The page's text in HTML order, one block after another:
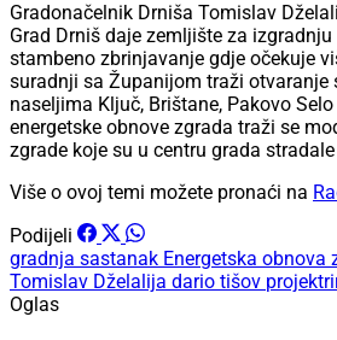
Gradonačelnik Drniša Tomislav
Grad Drniš daje zemljište za izgradnju
stambeno zbrinjavanje gdje očekuje
suradnji sa Županijom traži otvaranje
naseljima Ključ, Brištane, Pakovo
energetske obnove zgrada traži se
zgrade koje su u centru grada
Više o ovoj temi možete pronaći na
Podijeli
gradnja sastanak Energetska obnova
Tomislav Dželalija dario tišov
Oglas